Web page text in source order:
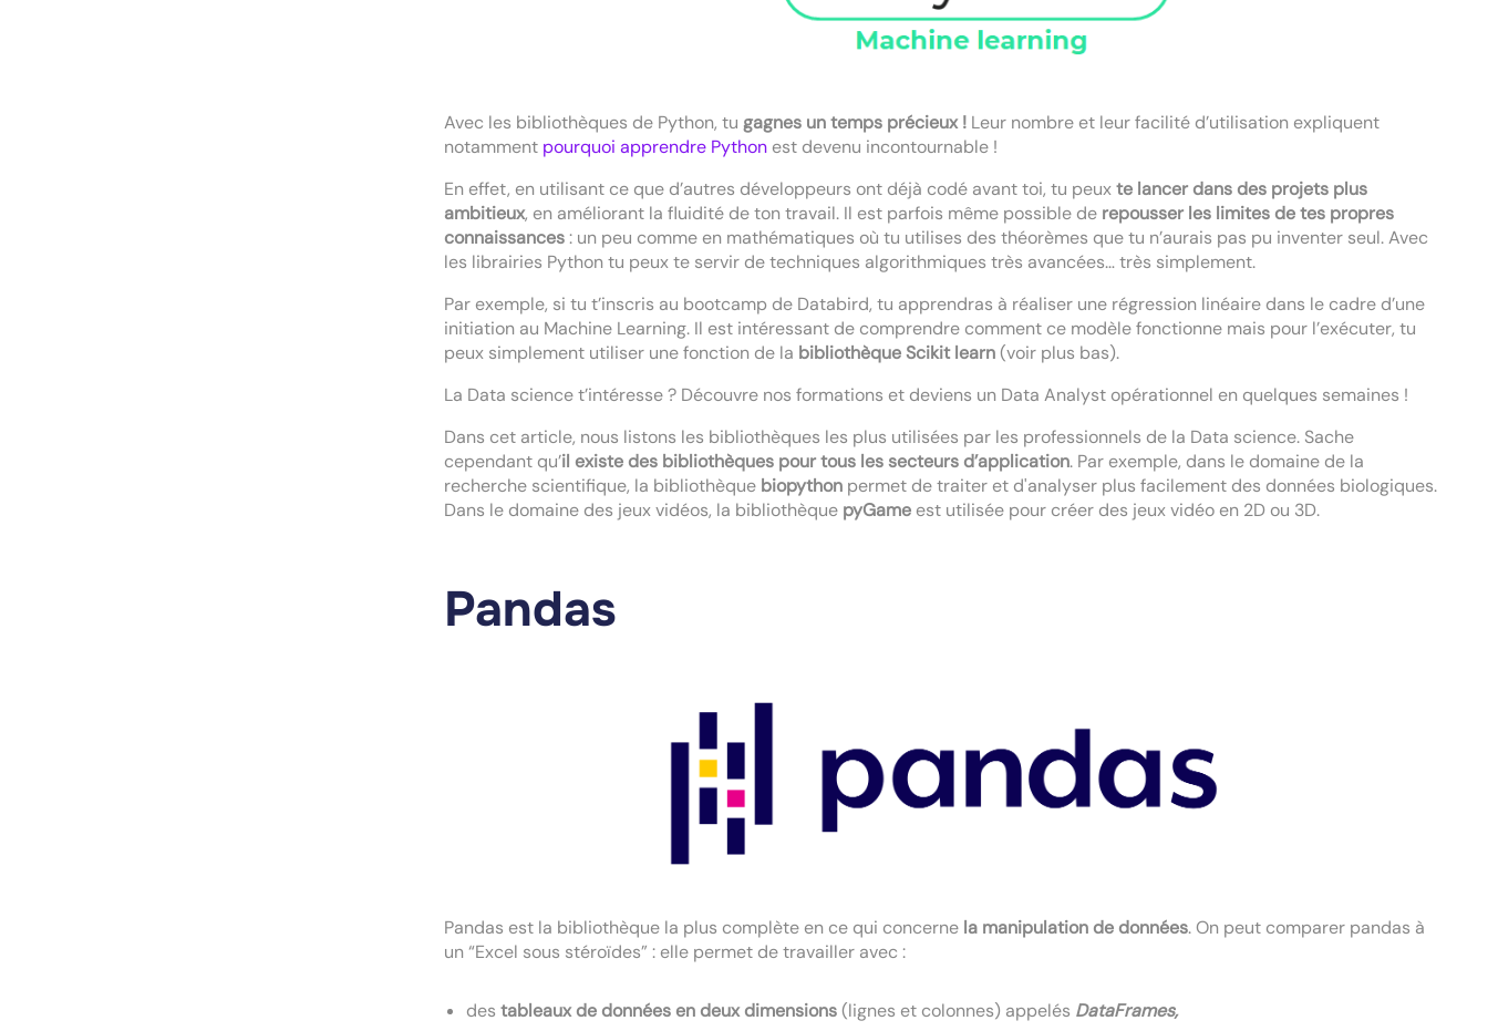
Avec les bibliothèques de Python, tu gagnes un temps précieux ! Leur nombre et leur facilité d’utilisation expliquent
notamment pourquoi apprendre Python est devenu incontournable !
En effet, en utilisant ce que d’autres développeurs ont déjà codé avant toi, tu peuxte lancer dans des projets plus
ambitieux, en améliorant la fluidité de ton travail. Il est parfois même possible de repousser les limites de tes propres
connaissances: un peu comme en mathématiques où tu utilises des théorèmes que tu n’aurais pas pu inventer seul. Avec
les librairies Python tu peux te servir de techniques algorithmiques très avancées… très simplement.
Par exemple, si tu t’inscris au bootcamp de Databird, tu apprendras à réaliser une régression linéaire dans le cadre d’une
initiation au Machine Learning. Il est intéressant de comprendre comment ce modèle fonctionne mais pour l’exécuter, tu
peux simplement utiliser une fonction de la bibliothèque Scikit learn(voir plus bas).
La Data science t’intéresse ? Découvre nos formations et deviens un Data Analyst opérationnel en quelques semaines !
Dans cet article, nous listons les bibliothèques les plus utilisées par les professionnels de la Data science. Sache
cependant qu’il existe des bibliothèques pour tous les secteurs d’application. Par exemple, dans le domaine de la
recherche scientifique, la bibliothèque biopython permet de traiter et d'analyser plus facilement des données biologiques.
Dans le domaine des jeux vidéos, la bibliothèque pyGame est utilisée pour créer des jeux vidéo en 2D ou 3D.
Pandas
Pandas est la bibliothèque la plus complète en ce qui concerne la manipulation de données. On peut comparer pandas à
un “Excel sous stéroïdes” : elle permet de travailler avec :
destableaux de données en deux dimensions(lignes et colonnes) appelés DataFrames,